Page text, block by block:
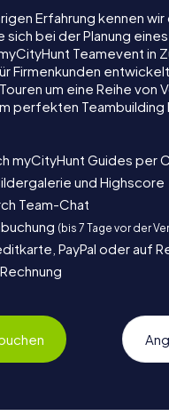
Erfahrung kennen
bei der Planung
Teamevent in
Firmenkunden
um eine Reihe von
perfekten Teambuilding
myCityHunt Guides per
und Highscore
Team-Chat
(bis 7 Tage vor der
PayPal oder auf